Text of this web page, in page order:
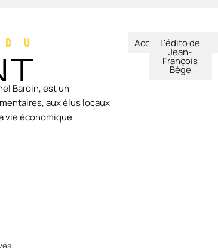
Baroin, est un
aux élus locaux
vie économique
AccueilL'édito de
Jean-
François
Bège